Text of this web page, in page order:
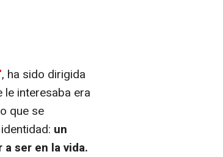
, ha sido dirigida
interesaba era
que se
un
ser en la vida.